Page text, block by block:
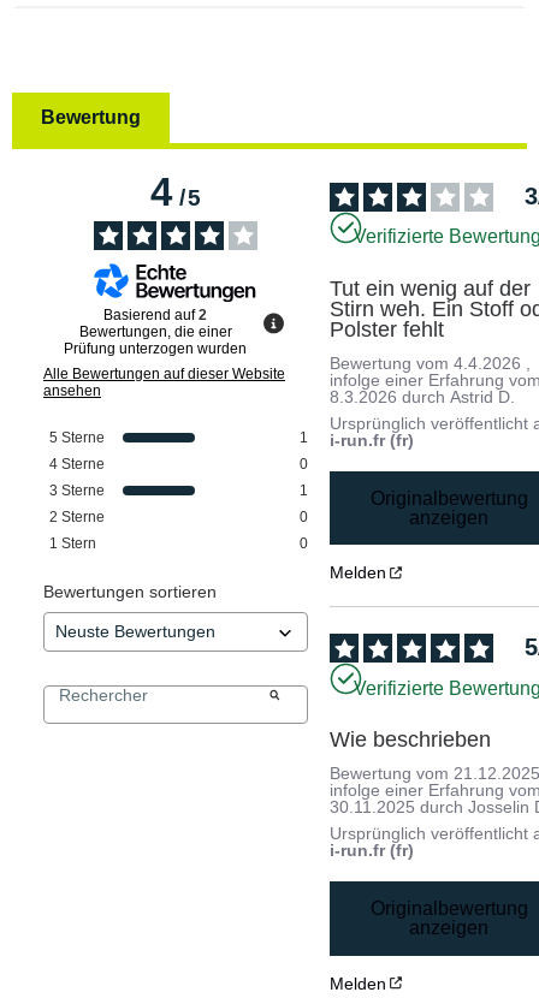
Bewertung
4/5
Basierend auf2
Bewertungen, die einer
Prüfung unterzogen wurden
Alle Bewertungen auf dieser Website
ansehen
5 Sterne
1
4 Sterne
0
3 Sterne
1
2 Sterne
0
1 Stern 0
Bewertungen sortieren
3
Verifizierte
Tut ein wenig auf der
Stirn weh. Ein Stoff
Polster fehlt
Bewertung vom4.4.2026
infolge einer Erfahrung
8.3.2026 durchAstrid D.
Ursprünglich veröffentlicht
i-run.fr (fr)
Originalbewertung
anzeigen
Melden
5
Verifizierte
Wie beschrieben
Bewertung vom
infolge einer Erfahrung
30.11.2025 durchJosselin
Ursprünglich veröffentlicht
i-run.fr (fr)
Originalbewertung
anzeigen
Melden